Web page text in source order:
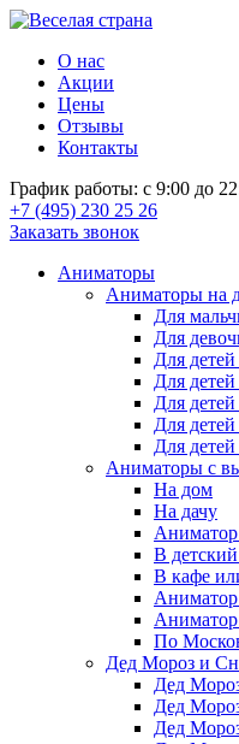
О нас
Акции
Цены
Отзывы
Контакты
График работы: с 9:00 до
+7 (495) 230 25 26
Заказать звонок
Аниматоры
Аниматоры на
Для
Для
Для
Для
Для
Для
Для
Аниматоры с
На дом
На дачу
В
В кафе
Аниматор
По
Дед Мороз и
Дед
Дед
Дед